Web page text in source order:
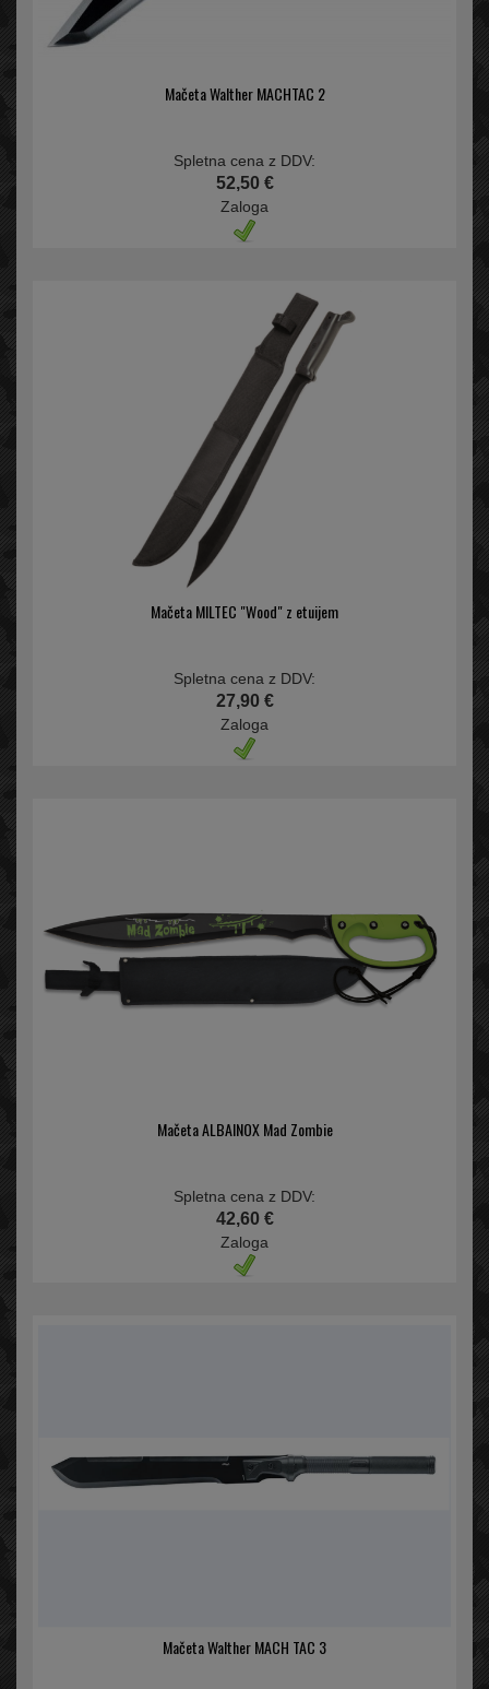
Mačeta Walther MACHTAC 2
Spletna cena z DDV:
52,50 €
Zaloga
Mačeta MILTEC "Wood" z etuijem
Spletna cena z DDV:
27,90 €
Zaloga
Mačeta ALBAINOX Mad Zombie
Spletna cena z DDV:
42,60 €
Zaloga
Mačeta Walther MACH TAC 3